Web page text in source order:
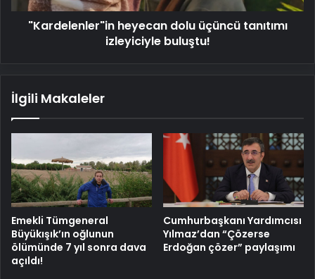
"Kardelenler"in heyecan dolu üçüncü tanıtımı
izleyiciyle buluştu!
İlgili Makaleler
Emekli Tümgeneral
Büyükışık’ın oğlunun
ölümünde 7 yıl sonra dava
açıldı!
Cumhurbaşkanı Yardımcısı
Yılmaz’dan “Çözerse
Erdoğan çözer” paylaşımı